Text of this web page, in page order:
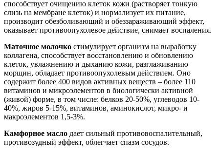
способствует очищению клеток кожи (растворяет тонкую
слизь на мембране клеток) и нормализует их питание,
производит обезболивающий и обеззараживающий эффект,
оказывает противоопухолевое действие, снимает воспаления.
Маточное молочко стимулирует организм на выработку
коллагена, способствует восстановлению и обновлению
клеток, увлажнению и дыханию кожи, разглаживанию
морщин, обладает противоопухолевым действием. Оно
содержит более 400 видов активных веществ – более 110
витаминов и микроэлементов в биологически активной
(живой) форме, в том числе: белков 20-50%, углеводов 10-
40%, жиров 5-15%, витаминов, аминокислот, микро- и
макроэлементов 1,5-3%.
Камфорное масло дает сильный противовоспалительный,
противозудный эффект, облегчает спазм сосудов.